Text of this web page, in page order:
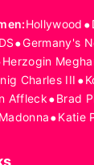
:Hollywood •
•Germany's
Herzogin
Charles III •
Affleck•Brad
Madonna•Katie